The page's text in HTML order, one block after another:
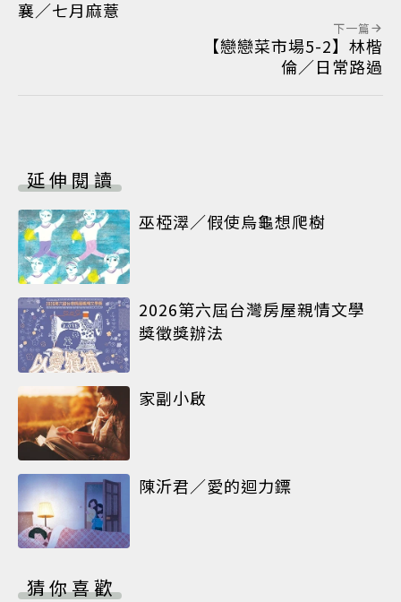
襄／七月麻薏
下一篇
【戀戀菜市場5-2】林楷
倫／日常路過
延伸閱讀
巫椏濢／假使烏龜想爬樹
2026第六屆台灣房屋親情文學
獎徵獎辦法
家副小啟
陳沂君／愛的迴力鏢
猜你喜歡